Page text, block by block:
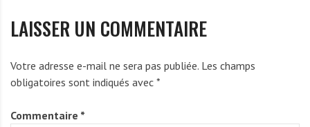
LAISSER UN COMMENTAIRE
Votre adresse e-mail ne sera pas publiée. Les champs
obligatoires sont indiqués avec *
Commentaire *